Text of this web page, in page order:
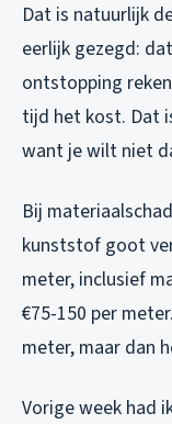
Dat is natuurlijk
eerlijk gezegd:
ontstopping
tijd het kost. Dat
want je wilt niet
Bij
kunststof goot
meter, inclusief
€75-150 per
meter, maar dan
Vorige week had